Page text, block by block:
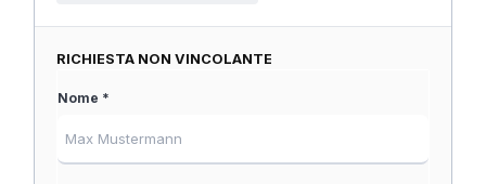
RICHIESTA NON VINCOLANTE
Nome *